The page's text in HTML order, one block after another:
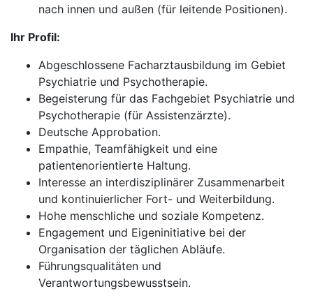
nach innen und außen (für leitende Positionen).
Ihr Profil:
Abgeschlossene Facharztausbildung im Gebiet
Psychiatrie und Psychotherapie.
Begeisterung für das Fachgebiet Psychiatrie und
Psychotherapie (für Assistenzärzte).
Deutsche Approbation.
Empathie, Teamfähigkeit und eine
patientenorientierte Haltung.
Interesse an interdisziplinärer Zusammenarbeit
und kontinuierlicher Fort- und Weiterbildung.
Hohe menschliche und soziale Kompetenz.
Engagement und Eigeninitiative bei der
Organisation der täglichen Abläufe.
Führungsqualitäten und
Verantwortungsbewusstsein.